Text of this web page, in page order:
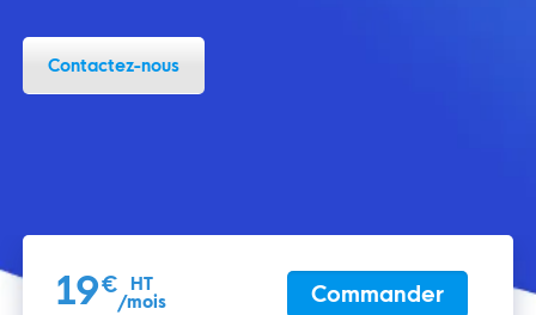
Contactez-nous
19€
HT
/mois
Commander